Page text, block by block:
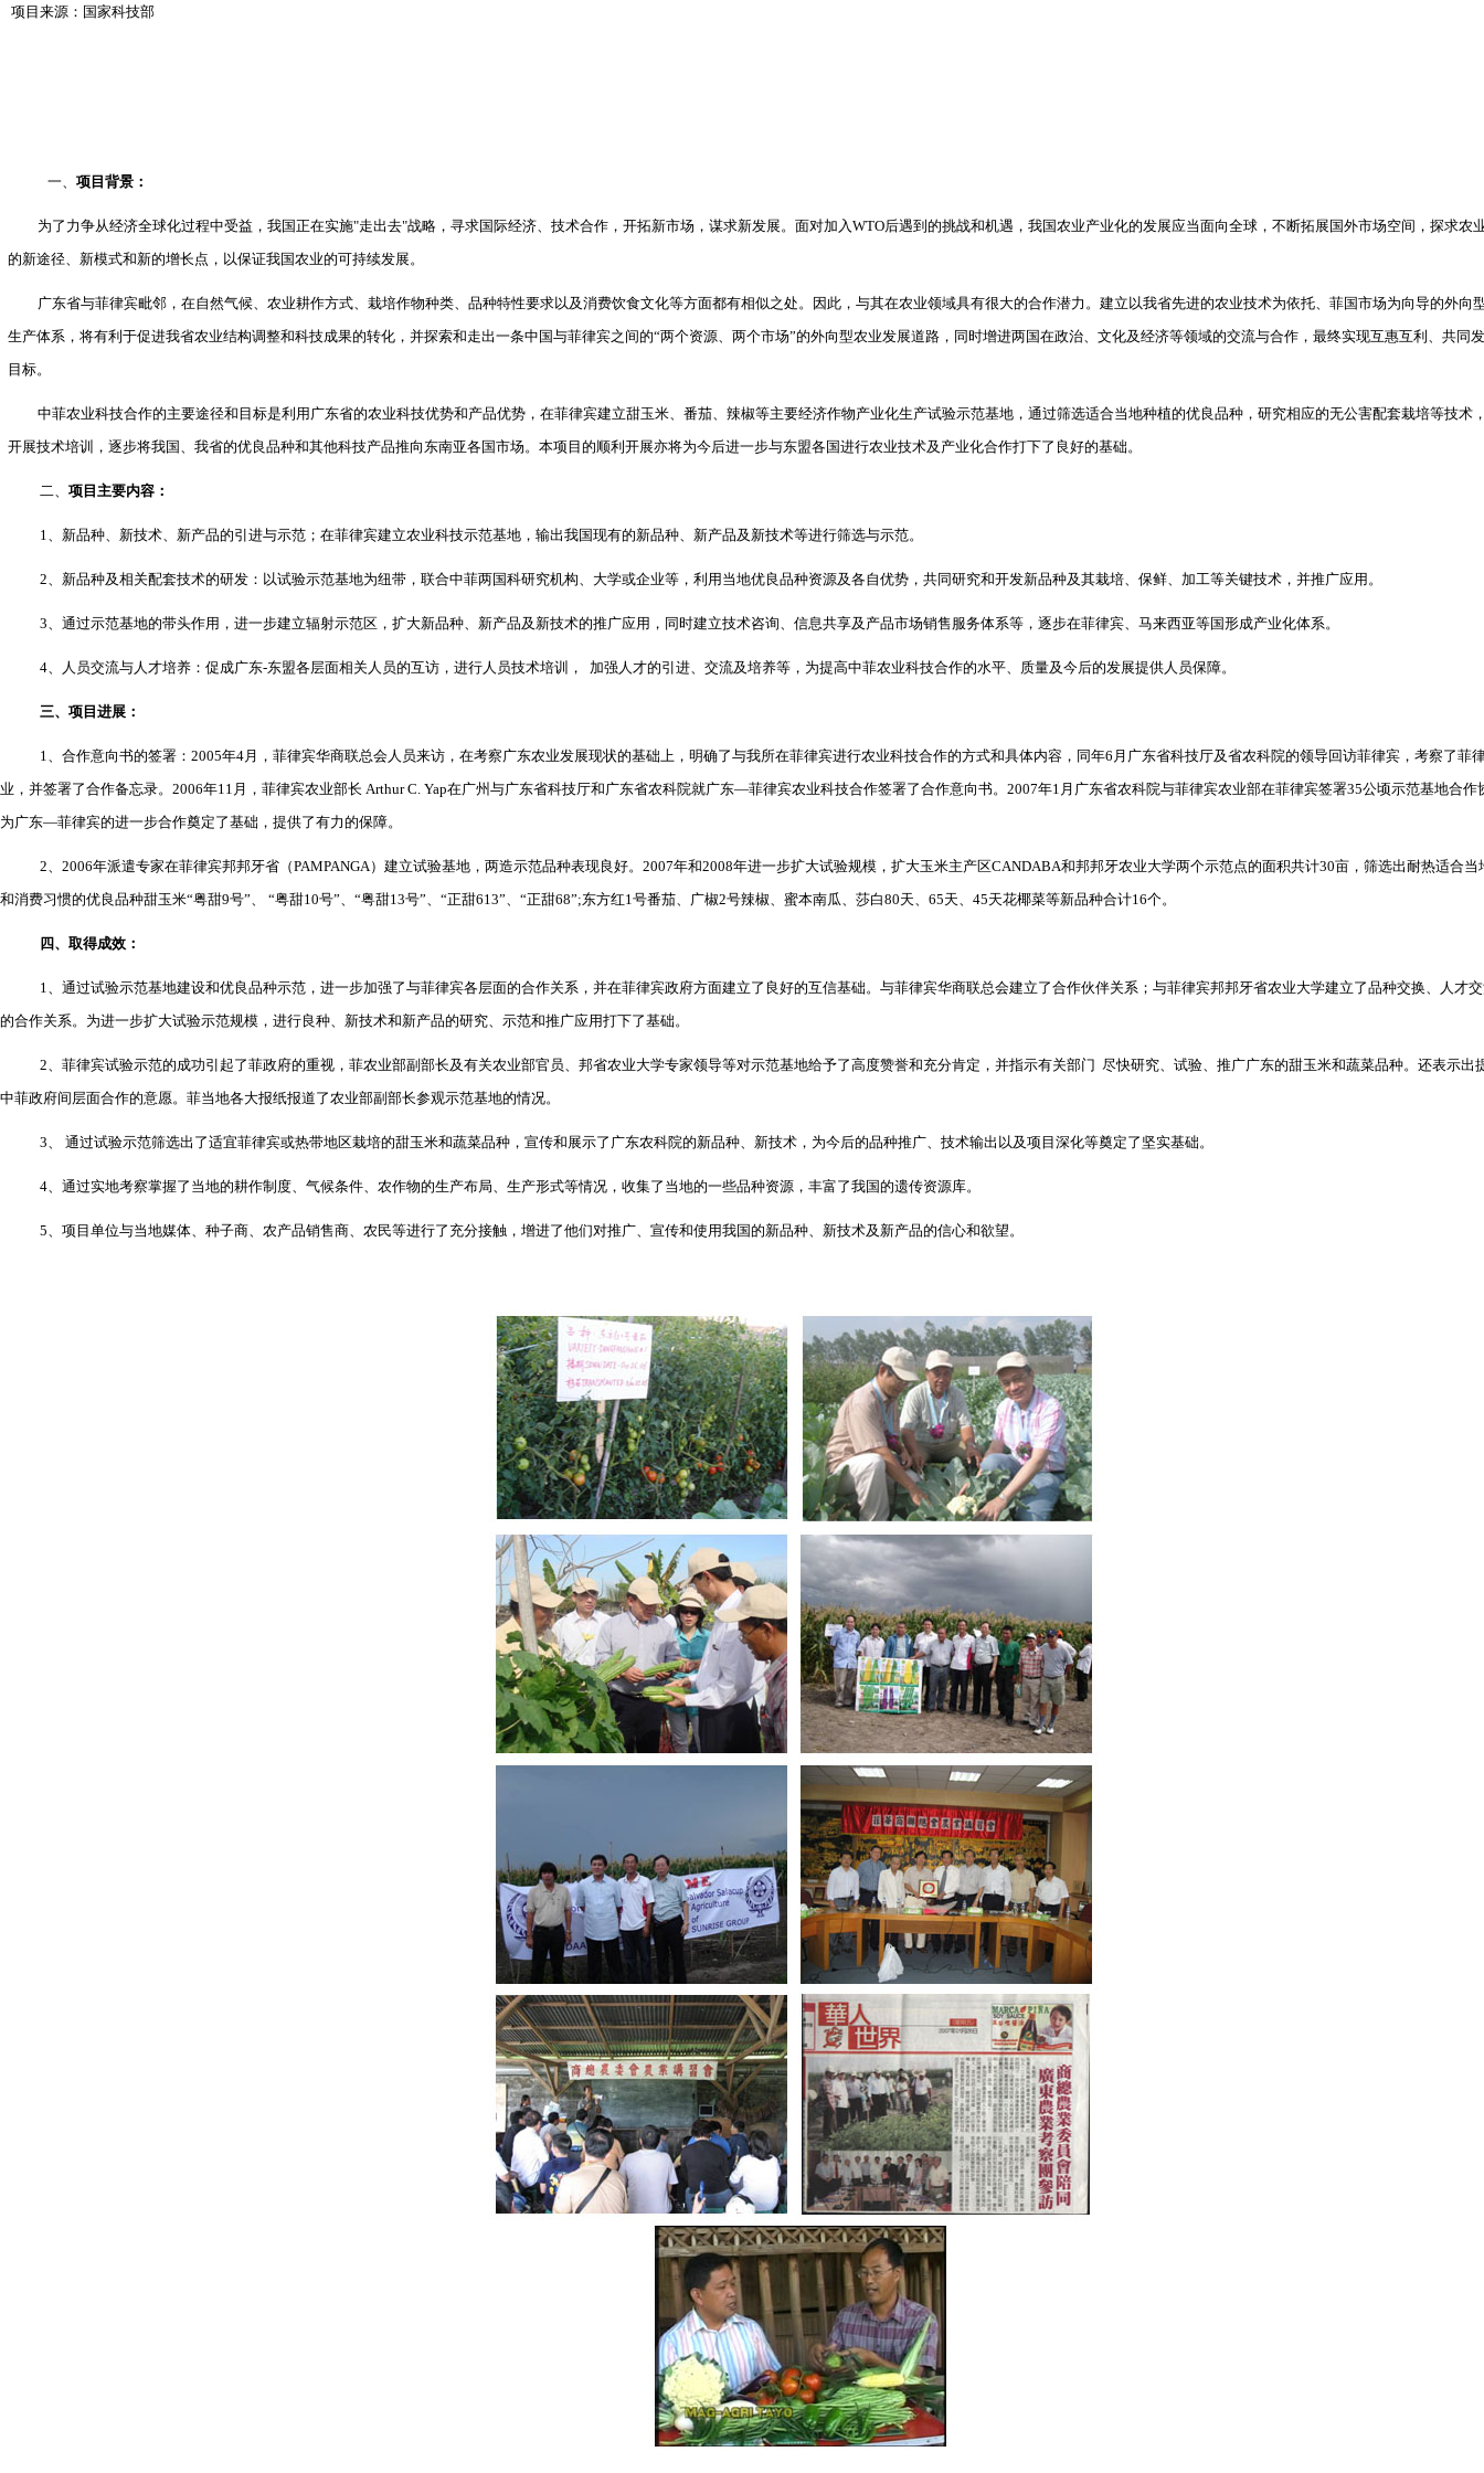
项目来源：国家科技部
一、 项目背景：
为了力争从经济全球化过程中受益，我国正在实施"走出去"战略，寻求国际经济、技术合作，开拓新市场，谋求新发展。面对加入WTO后遇到的挑战和机遇，我国农业产业化的发展应当面向全球，不断拓展国外市场空间，探求农
的新途径、新模式和新的增长点，以保证我国农业的可持续发展。
广东省与菲律宾毗邻，在自然气候、农业耕作方式、栽培作物种类、品种特性要求以及消费饮食文化等方面都有相似之处。因此，与其在农业领域具有很大的合作潜力。建立以我省先进的农业技术为依托、菲国市场为向导的外向
生产体系，将有利于促进我省农业结构调整和科技成果的转化，并探索和走出一条中国与菲律宾之间的“两个资源、两个市场”的外向型农业发展道路，同时增进两国在政治、文化及经济等领域的交流与合作，最终实现互惠互利、共同
目标。
中菲农业科技合作的主要途径和目标是利用广东省的农业科技优势和产品优势，在菲律宾建立甜玉米、番茄、辣椒等主要经济作物产业化生产试验示范基地，通过筛选适合当地种植的优良品种，研究相应的无公害配套栽培等技术
开展技术培训，逐步将我国、我省的优良品种和其他科技产品推向东南亚各国市场。本项目的顺利开展亦将为今后进一步与东盟各国进行农业技术及产业化合作打下了良好的基础。
二、 项目主要内容：
1、新品种、新技术、新产品的引进与示范；在菲律宾建立农业科技示范基地，输出我国现有的新品种、新产品及新技术等进行筛选与示范。
2、新品种及相关配套技术的研发：以试验示范基地为纽带，联合中菲两国科研究机构、大学或企业等，利用当地优良品种资源及各自优势，共同研究和开发新品种及其栽培、保鲜、加工等关键技术，并推广应用。
3、通过示范基地的带头作用，进一步建立辐射示范区，扩大新品种、新产品及新技术的推广应用，同时建立技术咨询、信息共享及产品市场销售服务体系等，逐步在菲律宾、马来西亚等国形成产业化体系。
4、人员交流与人才培养：促成广东-东盟各层面相关人员的互访，进行人员技术培训， 加强人才的引进、交流及培养等，为提高中菲农业科技合作的水平、质量及今后的发展提供人员保障。
三、项目进展：
1、合作意向书的签署： 2005年4月，菲律宾华商联总会人员来访，在考察广东农业发展现状的基础上，明确了与我所在菲律宾进行农业科技合作的方式和具体内容，同年6 月广东省科技厅及省农科院的领导回访菲律宾，考察了菲
业，并签署了合作备忘录。 2006年11 月，菲律宾农业部长 Arthur C. Yap在广州与广东省科技厅和广东省农科院就广东―菲律宾农业科技合作签署了合作意向书。 2007年1 月 广东省农科院与菲律宾农业部在菲律宾签署35公顷示范基地合作
为广东―菲律宾的进一步合作奠定了基础，提供了有力的保障。
2、 2006年派遣专家在菲律宾邦邦牙省（PAMPANGA）建立试验基地，两造示范品种表现良好。 2007年和2008年进一步扩大试验规模，扩大玉米主产区CANDABA和邦邦牙农业大学两个示范点的面积共计30亩，筛选出耐热适合当
和消费习惯的优良品种甜玉米“粤甜9号”、 “粤甜10号”、 “粤甜13号”、 “正甜613”、 “正甜68”;东方红1号番茄、广椒2号辣椒、蜜本南瓜、莎白80天、 65天、 45天花椰菜等新品种合计16个。
四、取得成效：
1、通过试验示范基地建设和优良品种示范，进一步加强了与菲律宾各层面的合作关系，并在菲律宾政府方面建立了良好的互信基础。与菲律宾华商联总会建立了合作伙伴关系；与菲律宾邦邦牙省农业大学建立了品种交换、人才
的合作关系。为进一步扩大试验示范规模，进行良种、新技术和新产品的研究、示范和推广应用打下了基础。
2、菲律宾试验示范的成功引起了菲政府的重视，菲农业部副部长及有关农业部官员、邦省农业大学专家领导等对示范基地给予了高度赞誉和充分肯定，并指示有关部门 尽快研究、试验、推广广东的甜玉米和蔬菜品种。还表示出
中菲政府间层面合作的意愿。菲当地各大报纸报道了农业部副部长参观示范基地的情况。
3、 通过试验示范筛选出了适宜菲律宾或热带地区栽培的甜玉米和蔬菜品种，宣传和展示了广东农科院的新品种、新技术，为今后的品种推广、技术输出以及项目深化等奠定了坚实基础。
4、通过实地考察掌握了当地的耕作制度、气候条件、农作物的生产布局、生产形式等情况，收集了当地的一些品种资源，丰富了我国的遗传资源库。
5、项目单位与当地媒体、种子商、农产品销售商、农民等进行了充分接触，增进了他们对推广、宣传和使用我国的新品种、新技术及新产品的信心和欲望。